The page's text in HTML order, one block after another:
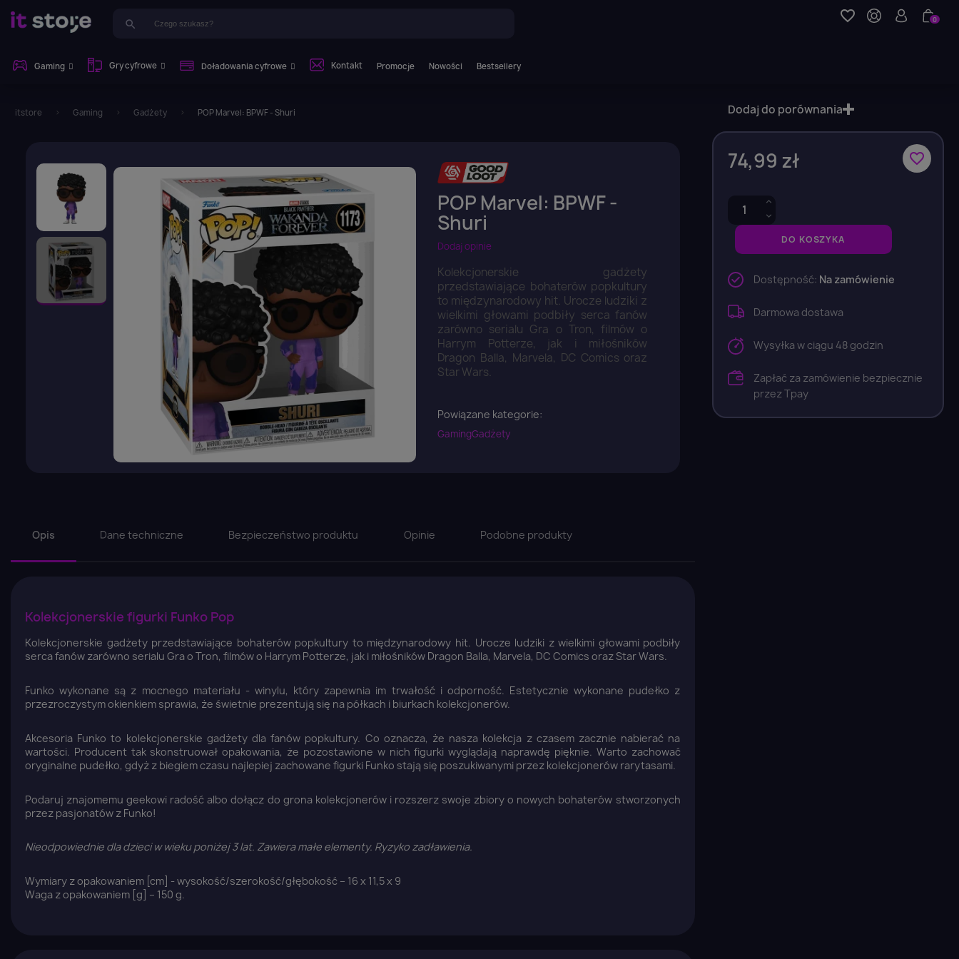
favorite_border
search 0
Gaming Gry cyfrowe Doładowania cyfrowe Kontakt Promocje Nowości Bestsellery
itstore Gaming Gadżety POP Marvel: BPWF - Shuri
POP Marvel: BPWF -
Shuri
Dodaj opinie
Kolekcjonerskie gadżety
przedstawiające bohaterów popkultury
to międzynarodowy hit. Urocze ludziki z
wielkimi głowami podbiły serca fanów
zarówno serialu Gra o Tron, filmów o
Harrym Potterze, jak i miłośników
Dragon Balla, Marvela, DC Comics oraz
Star Wars.
Powiązane kategorie:
GamingGadżety
Opis Dane techniczne Bezpieczeństwo produktu Opinie Podobne produkty
Kolekcjonerskie figurki Funko Pop
Kolekcjonerskie gadżety przedstawiające bohaterów popkultury to międzynarodowy hit. Urocze ludziki z wielkimi głowami podbiły
serca fanów zarówno serialu Gra o Tron, filmów o Harrym Potterze, jak i miłośników Dragon Balla, Marvela, DC Comics oraz Star Wars.
Funko wykonane są z mocnego materiału - winylu, który zapewnia im trwałość i odporność. Estetycznie wykonane pudełko z
przezroczystym okienkiem sprawia, że świetnie prezentują się na półkach i biurkach kolekcjonerów.
Akcesoria Funko to kolekcjonerskie gadżety dla fanów popkultury. Co oznacza, że nasza kolekcja z czasem zacznie nabierać na
wartości. Producent tak skonstruował opakowania, że pozostawione w nich figurki wyglądają naprawdę pięknie. Warto zachować
oryginalne pudełko, gdyż z biegiem czasu najlepiej zachowane figurki Funko stają się poszukiwanymi przez kolekcjonerów rarytasami.
Podaruj znajomemu geekowi radość albo dołącz do grona kolekcjonerów i rozszerz swoje zbiory o nowych bohaterów stworzonych
przez pasjonatów z Funko!
Nieodpowiednie dla dzieci w wieku poniżej 3 lat. Zawiera małe elementy. Ryzyko zadławienia.
Wymiary z opakowaniem [cm] - wysokość/szerokość/głębokość – 16 x 11,5 x 9
Waga z opakowaniem [g] – 150 g.
favorite_border
74,99 zł
DO KOSZYKA
Dodaj do porównania
Dostępność: Na zamówienie
Darmowa dostawa
Wysyłka w ciągu 48 godzin
Zapłać za zamówienie bezpiecznie
przez Tpay